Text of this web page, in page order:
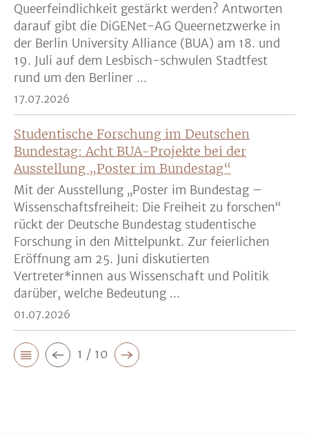
Queerfeindlichkeit gestärkt werden? Antworten
darauf gibt die DiGENet-AG Queernetzwerke in
der Berlin University Alliance (BUA) am 18. und
19. Juli auf dem Lesbisch-schwulen Stadtfest
rund um den Berliner ...
17.07.2026
Studentische Forschung im Deutschen
Bundestag: Acht BUA-Projekte bei der
Ausstellung „Poster im Bundestag“
Mit der Ausstellung „Poster im Bundestag –
Wissenschaftsfreiheit: Die Freiheit zu forschen“
rückt der Deutsche Bundestag studentische
Forschung in den Mittelpunkt. Zur feierlichen
Eröffnung am 25. Juni diskutierten
Vertreter*innen aus Wissenschaft und Politik
darüber, welche Bedeutung ...
01.07.2026
1 / 10